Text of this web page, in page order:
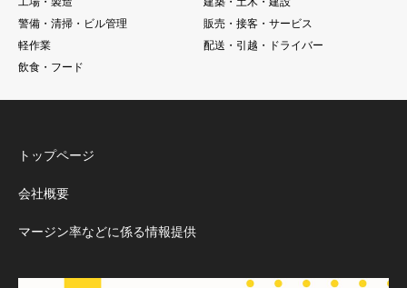
警備・清掃・ビル管理
販売・接客・サービス
軽作業
配送・引越・ドライバー
飲食・フード
トップページ
会社概要
マージン率などに係る情報提供